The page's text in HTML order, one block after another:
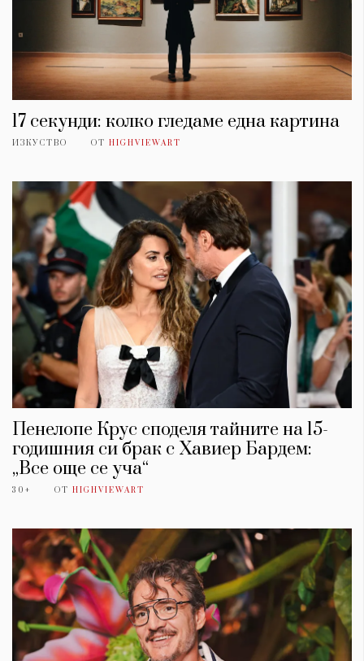
17 секунди: колко гледаме една картина
ИЗКУСТВО ОТ HIGHVIEWART
Пенелопе Крус споделя тайните на 15-
годишния си брак с Хавиер Бардем:
„Все още се уча“
30+ ОТ HIGHVIEWART